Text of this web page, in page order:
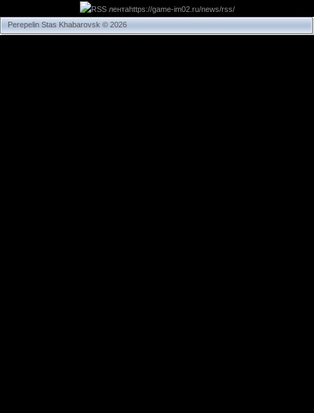
https://game-im02.ru/news/rss/
Perepelin Stas Khabarovsk © 2026